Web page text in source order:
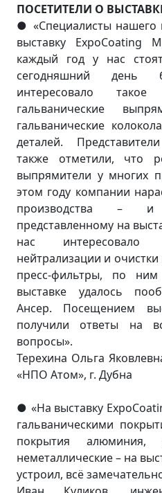
ПОСЕТИТЕЛИ О
● «Специалисты
выставку ExpoCoating
каждый год у нас
сегодняшний день
интересовало
гальванические
гальванические
деталей.
также отметили, что
выпрямители у многих
этом году компании
производства – и
представленному на
нас интересовало
нейтрализации и
пресс-фильтры, по
выставке удалось
Ансер. Посещением
получили ответы на
вопросы».
Терехина Ольга
«НПО Атом», г. Дубна
● «На выставку
гальваническими
покрытия
неметаллические – на
устроил, всё